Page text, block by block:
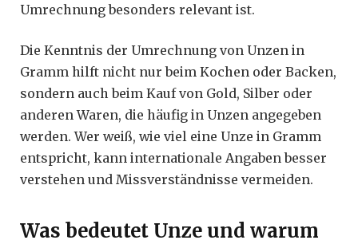
Umrechnung besonders relevant ist.
Die Kenntnis der Umrechnung von Unzen in
Gramm hilft nicht nur beim Kochen oder Backen,
sondern auch beim Kauf von Gold, Silber oder
anderen Waren, die häufig in Unzen angegeben
werden. Wer weiß, wie viel eine Unze in Gramm
entspricht, kann internationale Angaben besser
verstehen und Missverständnisse vermeiden.
Was bedeutet Unze und warum